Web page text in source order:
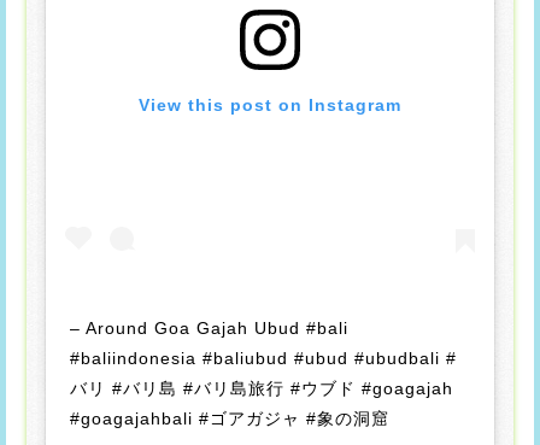
View this post on Instagram
– Around Goa Gajah Ubud #bali
#baliindonesia #baliubud #ubud #ubudbali #
バリ #バリ島 #バリ島旅行 #ウブド #goagajah
#goagajahbali #ゴアガジャ #象の洞窟